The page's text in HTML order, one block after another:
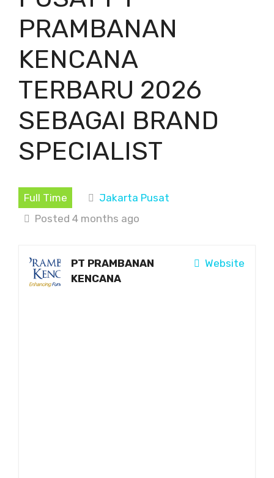
PRAMBANAN
KENCANA
TERBARU 2026
SEBAGAI BRAND
SPECIALIST
Full Time
Jakarta Pusat
Posted 4 months ago
Website
PT PRAMBANAN
KENCANA